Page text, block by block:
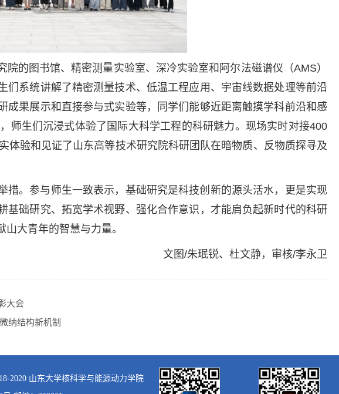
的图书馆、精密测量实验室、深冷实验室和阿尔法磁谱仪（AMS）
系统讲解了精密测量技术、低温工程应用、宇宙线数据处理等前沿
成果展示和直接参与式实验等，同学们能够近距离触摸学科前沿和感
师生们沉浸式体验了国际大科学工程的科研魅力。现场实时对接400
体验和见证了山东高等技术研究院科研团队在暗物质、反物质探寻及
措。参与师生一致表示，基础研究是科技创新的源头活水，更是实现
基础研究、拓宽学术视野、强化合作意识，才能肩负起新时代的科研
大青年的智慧与力量。
文图/朱珉锐、杜文静，审核/李永卫
大会
纳结构新机制
2020 山东大学核科学与能源动力学院